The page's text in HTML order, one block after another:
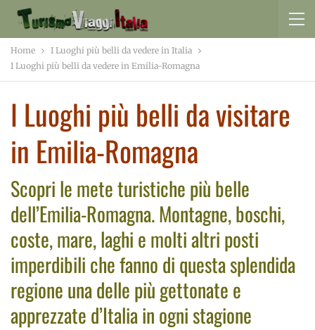
Home
I Luoghi più belli da vedere in Italia
I Luoghi più belli da vedere in Emilia-Romagna
I Luoghi più belli da visitare
in Emilia-Romagna
Scopri le mete turistiche più belle
dell’Emilia-Romagna. Montagne, boschi,
coste, mare, laghi e molti altri posti
imperdibili che fanno di questa splendida
regione una delle più gettonate e
apprezzate d’Italia in ogni stagione